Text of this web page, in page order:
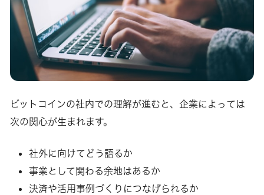
ビットコインの社内での理解が進むと、企業によっては
次の関心が生まれます。
社外に向けてどう語るか
事業として関わる余地はあるか
決済や活用事例づくりにつなげられるか